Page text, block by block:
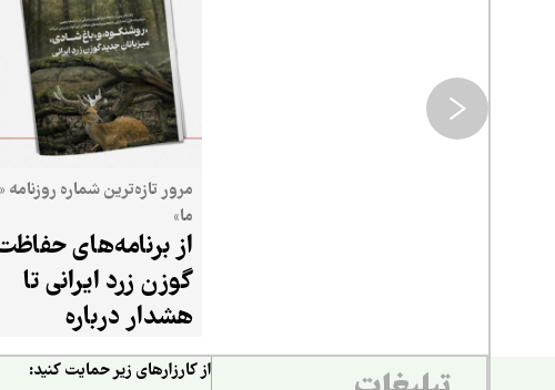
مرور تازه‌ترین شماره روزنامه
ما»
از برنامه‌های
گوزن زرد ایرانی تا
هشدار درباره
فرونشست و
از کارزارهای زیر حمایت کنید: